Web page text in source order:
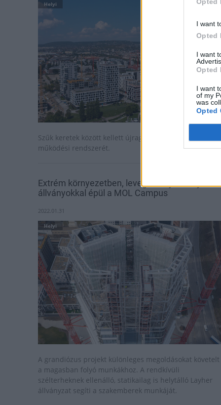
I want
Opted
I want
Opted
I want
of my
was
Opted
Helyi
Szűk keretek között kellett újragondolni a 100 fős óvoda
működési rendszerét.
Extrém környezetben, levegőbe nyúló Layher
állványokkal épül a MOL Campus
2022.01.31
Helyi
A grandiózus projekt különleges megoldásokat követelt
a magasban folyó munkákhoz. A rendkívüli
szélterheknek ellenálló, statikailag is helytálló Layher
állványzat segíti a szakemberek munkáját.